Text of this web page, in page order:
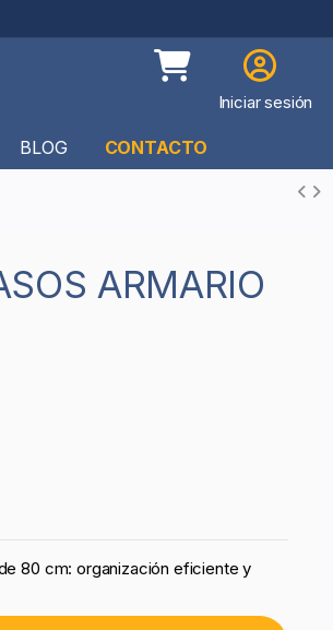
Iniciar sesión
BLOG CONTACTO
80 cm: organización eficiente y